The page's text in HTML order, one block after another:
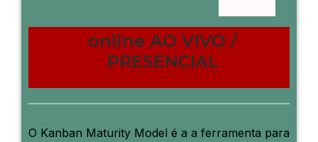
online AO VIVO /
PRESENCIAL
O Kanban Maturity Model é a a ferramenta para